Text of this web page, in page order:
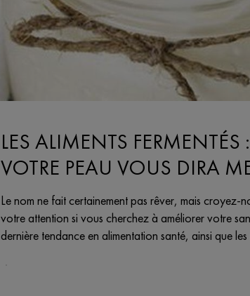
LES ALIMENTS
VOTRE PEAU VOUS DIRA
Le nom ne fait certainement pas rêver, mais croyez-
votre attention si vous cherchez à améliorer votre
dernière tendance en alimentation santé, ainsi que